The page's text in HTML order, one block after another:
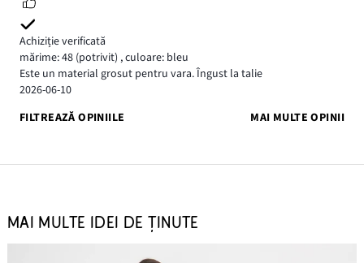
Achiziție verificată
mărime: 48 (potrivit) ,culoare: bleu
Este un material grosut pentru vara. Îngust la talie
2026-06-10
FILTREAZĂ OPINIILE
MAI MULTE OPINII
MAI MULTE IDEI DE ȚINUTE